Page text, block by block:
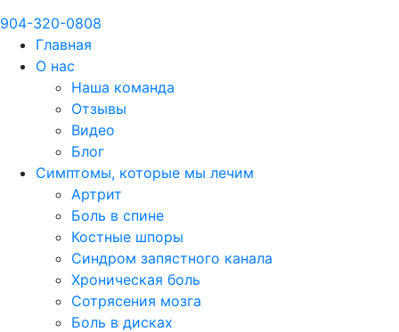
904-320-0808
Главная
О нас
Наша команда
Отзывы
Видео
Блог
Симптомы, которые мы лечим
Артрит
Боль в спине
Костные шпоры
Синдром запястного канала
Хроническая боль
Сотрясения мозга
Боль в дисках